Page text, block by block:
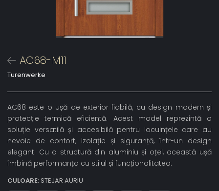
AC68-M11
Turenwerke
AC68 este o ușă de exterior fiabilă, cu design modern și
protecție termică eficientă. Acest model reprezintă o
soluție versatilă și accesibilă pentru locuințele care au
nevoie de confort, izolație și siguranță, într-un design
elegant. Cu o structură din aluminiu și oțel, această ușă
îmbină performanța cu stilul și funcționalitatea.
CULOARE: STEJAR AURIU